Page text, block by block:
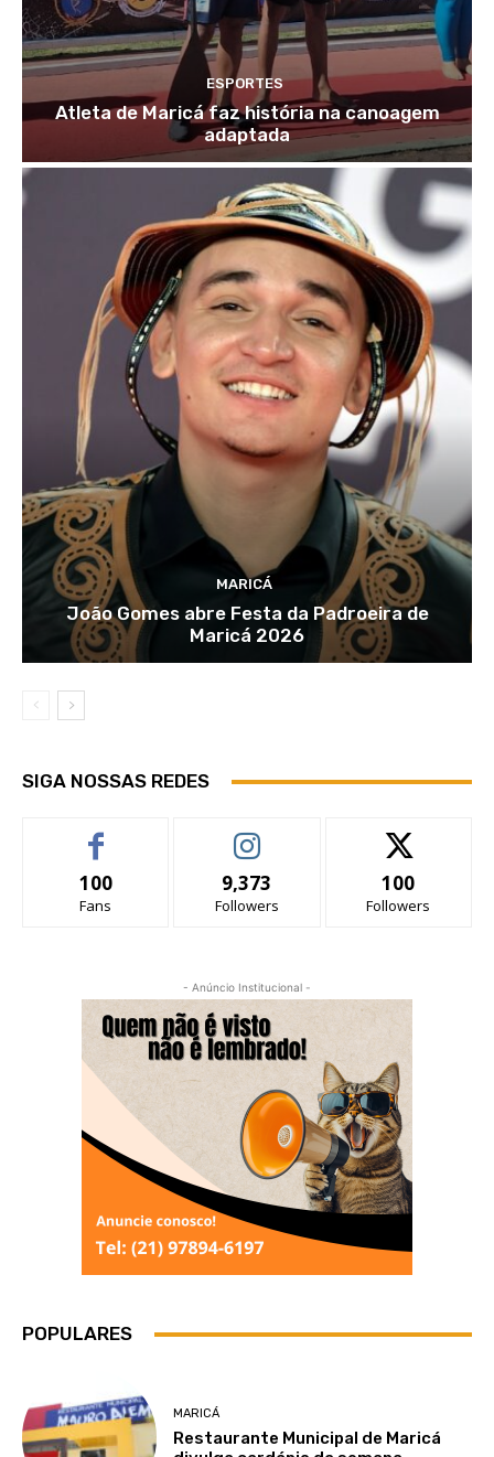
ESPORTES
Atleta de Maricá faz história na canoagem
adaptada
MARICÁ
João Gomes abre Festa da Padroeira de
Maricá 2026
SIGA NOSSAS REDES
100
Fans
9,373
Followers
100
Followers
- Anúncio Institucional -
POPULARES
MARICÁ
Restaurante Municipal de Maricá